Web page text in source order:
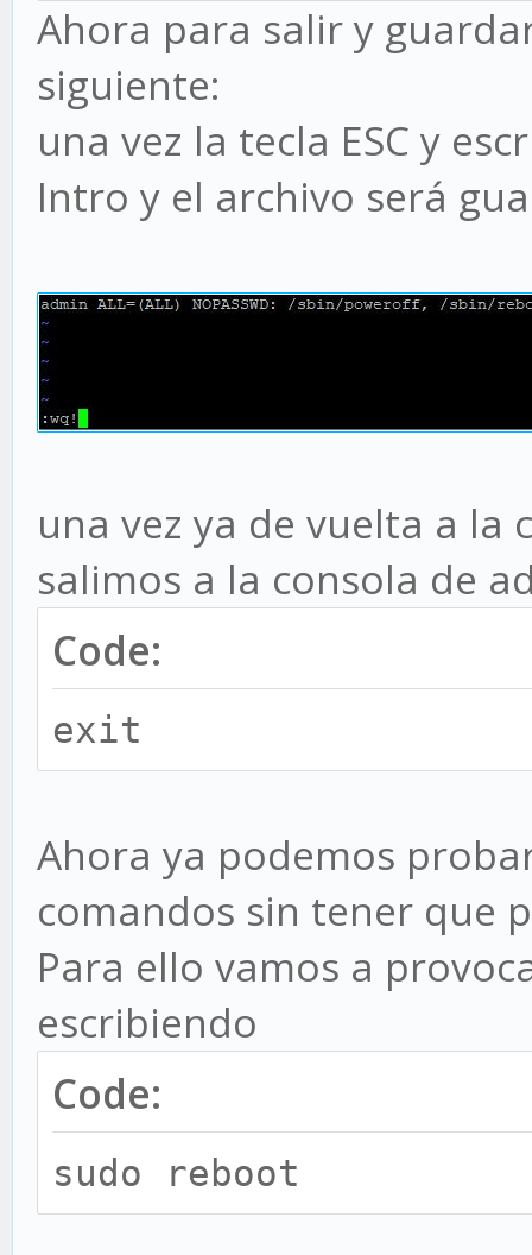
Ahora para salir y
siguiente:
una vez la tecla ESC y
Intro y el archivo será
una vez ya de vuelta a la
salimos a la consola de
Code:
exit
Ahora ya podemos
comandos sin tener que
Para ello vamos a
escribiendo
Code:
sudo reboot